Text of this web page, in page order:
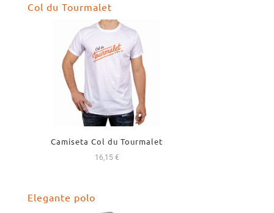
era:
52,00 €.
Col du Tourmalet
Camiseta Col du Tourmalet
16,15 €
Elegante polo